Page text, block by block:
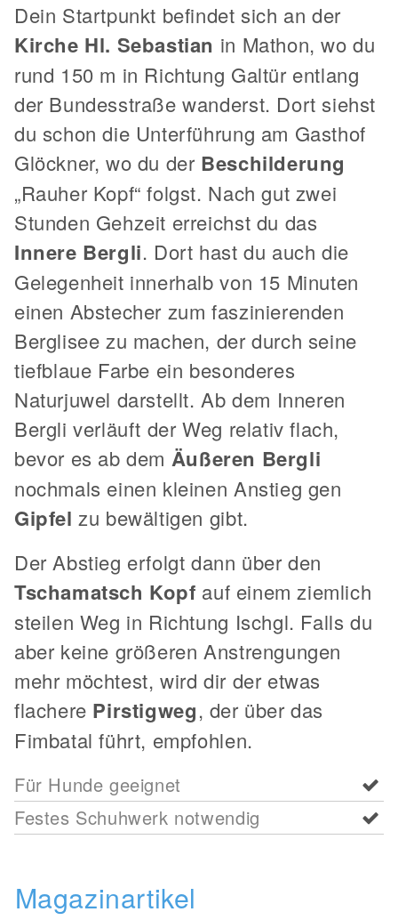
Dein Startpunkt befindet sich an der
Kirche Hl. Sebastian in Mathon, wo du
rund 150 m in Richtung Galtür entlang
der Bundesstraße wanderst. Dort siehst
du schon die Unterführung am Gasthof
Glöckner, wo du der Beschilderung
„Rauher Kopf“ folgst. Nach gut zwei
Stunden Gehzeit erreichst du das
Innere Bergli. Dort hast du auch die
Gelegenheit innerhalb von 15 Minuten
einen Abstecher zum faszinierenden
Berglisee zu machen, der durch seine
tiefblaue Farbe ein besonderes
Naturjuwel darstellt. Ab dem Inneren
Bergli verläuft der Weg relativ flach,
bevor es ab dem Äußeren Bergli
nochmals einen kleinen Anstieg gen
Gipfelzu bewältigen gibt.
Der Abstieg erfolgt dann über den
Tschamatsch Kopf auf einem ziemlich
steilen Weg in Richtung Ischgl. Falls du
aber keine größeren Anstrengungen
mehr möchtest, wird dir der etwas
flachere Pirstigweg, der über das
Fimbatal führt, empfohlen.
Für Hunde geeignet
Festes Schuhwerk notwendig
Magazinartikel